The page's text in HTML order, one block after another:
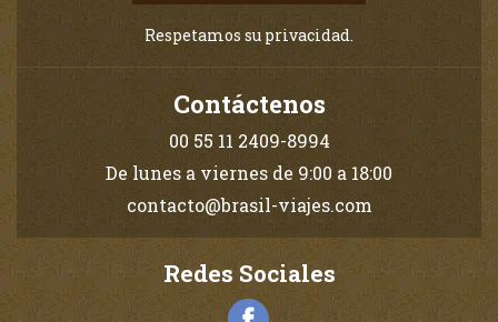
Respetamos su privacidad.
Contáctenos
00 55 11 2409-8994
De lunes a viernes de 9:00 a 18:00
contacto@brasil-viajes.com
Redes Sociales